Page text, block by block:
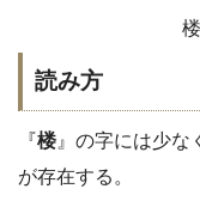
読み方
『楼』の字には少な
が存在する。